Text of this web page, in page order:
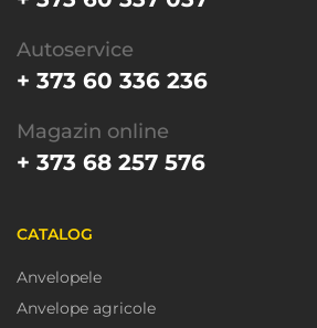
Autoservice
+ 373 60 336 236
Magazin online
+ 373 68 257 576
CATALOG
Anvelopele
Anvelope agricole